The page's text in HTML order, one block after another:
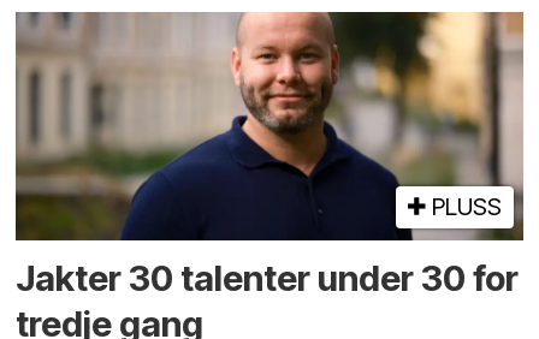
PLUSS
Jakter 30 talenter under 30 for
tredje gang